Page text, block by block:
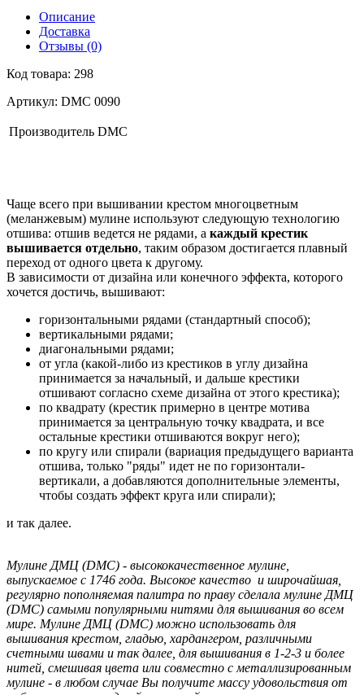
Описание
Доставка
Отзывы (0)
Код товара: 298
Артикул: DMC 0090
Производитель DMC
Чаще всего при вышивании крестом многоцветным
(меланжевым) мулине используют следующую технологию
отшива: отшив ведется не рядами, а каждый крестик
вышивается отдельно, таким образом достигается плавный
переход от одного цвета к другому.
В зависимости от дизайна или конечного эффекта, которого
хочется достичь, вышивают:
горизонтальными рядами (стандартный способ);
вертикальными рядами;
диагональными рядами;
от угла (какой-либо из крестиков в углу дизайна
принимается за начальный, и дальше крестики
отшивают согласно схеме дизайна от этого крестика);
по квадрату (крестик примерно в центре мотива
принимается за центральную точку квадрата, и все
остальные крестики отшиваются вокруг него);
по кругу или спирали (вариация предыдущего варианта
отшива, только "ряды" идет не по горизонтали-
вертикали, а добавляются дополнительные элементы,
чтобы создать эффект круга или спирали);
и так далее.
Мулине ДМЦ (DMC) - высококачественное мулине,
выпускаемое с 1746 года. Высокое качество и широчайшая,
регулярно пополняемая палитра по праву сделала мулине ДМЦ
(DMC) самыми популярными нитями для вышивания во всем
мире. Мулине ДМЦ (DMC) можно использовать для
вышивания крестом, гладью, хардангером, различными
счетными швами и так далее, для вышивания в 1-2-3 и более
нитей, смешивая цвета или совместно с металлизированным
мулине - в любом случае Вы получите массу удовольствия от